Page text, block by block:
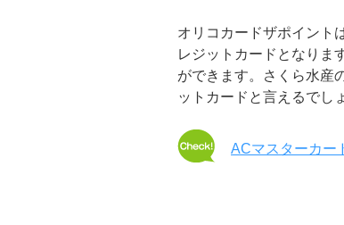
オリコカードザポイント
レジットカードとなりま
ができます。さくら水産
ットカードと言えるでし
ACマスターカー